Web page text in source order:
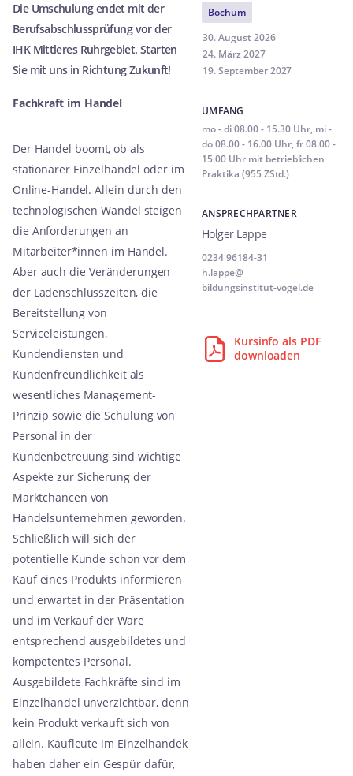
Berufliche Integration
Downloadcenter
Das Bildungsinstitut Vogel
Praxisnah & familienfreundlich
Fördermöglichkeiten
Kooperationspartner
Anfahrt und Kontakt
Warum Bildungsinstitut Vogel?
Die Umschulung endet mit der
Berufsabschlussprüfung vor der
IHK Mittleres Ruhrgebiet. Starten
Sie mit uns in Richtung Zukunft!
Fachkraft im Handel
Der Handel boomt, ob als
stationärer Einzelhandel oder im
Online-Handel. Allein durch den
technologischen Wandel steigen
die Anforderungen an
Mitarbeiter*innen im Handel.
Aber auch die Veränderungen
der Ladenschlusszeiten, die
Bereitstellung von
Serviceleistungen,
Kundendiensten und
Kundenfreundlichkeit als
wesentliches Management-
Prinzip sowie die Schulung von
Personal in der
Kundenbetreuung sind wichtige
Aspekte zur Sicherung der
Marktchancen von
Handelsunternehmen geworden.
Schließlich will sich der
potentielle Kunde schon vor dem
Kauf eines Produkts informieren
und erwartet in der Präsentation
und im Verkauf der Ware
entsprechend ausgebildetes und
kompetentes Personal.
Ausgebildete Fachkräfte sind im
Einzelhandel unverzichtbar, denn
kein Produkt verkauft sich von
allein. Kaufleute im Einzelhandek
haben daher ein Gespür dafür,
Bochum
30. August 2026
24. März 2027
19. September 2027
UMFANG
mo - di 08.00 - 15.30 Uhr, mi -
do 08.00 - 16.00 Uhr, fr 08.00 -
15.00 Uhr mit betrieblichen
Praktika (955 ZStd.)
ANSPRECHPARTNER
Holger Lappe
0234 96184-31
h.lappe@­
bildungsinstitut-vogel.de
Kursinfo als PDF
downloaden